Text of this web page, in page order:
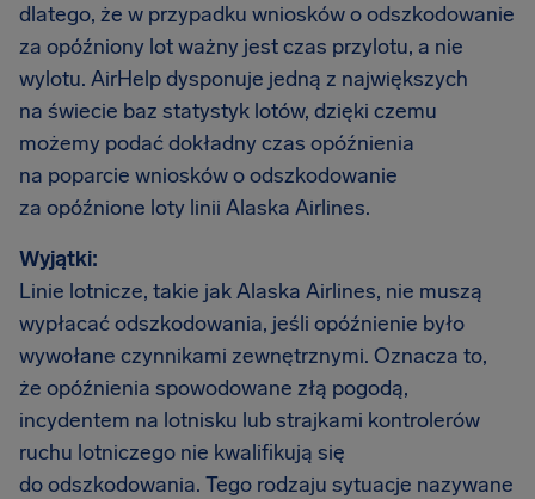
dlatego, że w przypadku wniosków o odszkodowanie
za opóźniony lot ważny jest czas przylotu, a nie
wylotu. AirHelp dysponuje jedną z największych
na świecie baz statystyk lotów, dzięki czemu
możemy podać dokładny czas opóźnienia
na poparcie wniosków o odszkodowanie
za opóźnione loty linii Alaska Airlines.
Wyjątki:
Linie lotnicze, takie jak Alaska Airlines, nie muszą
wypłacać odszkodowania, jeśli opóźnienie było
wywołane czynnikami zewnętrznymi. Oznacza to,
że opóźnienia spowodowane złą pogodą,
incydentem na lotnisku lub strajkami kontrolerów
ruchu lotniczego nie kwalifikują się
do odszkodowania. Tego rodzaju sytuacje nazywane